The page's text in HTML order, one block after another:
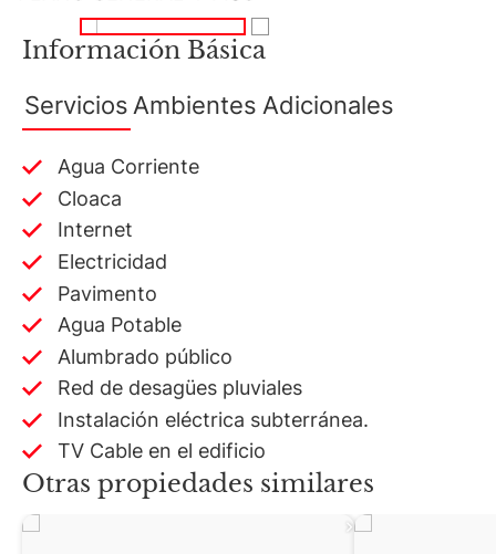
Información Básica
Servicios Ambientes Adicionales
Agua Corriente
Cloaca
Internet
Electricidad
Pavimento
Agua Potable
Alumbrado público
Red de desagües pluviales
Instalación eléctrica subterránea.
TV Cable en el edificio
Otras propiedades similares